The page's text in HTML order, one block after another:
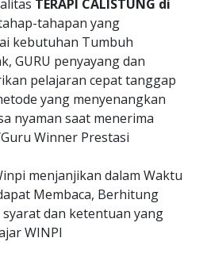
TERAPI CALISTUNG di
tahapan yang
kebutuhan Tumbuh
GURU penyayang dan
pelajaran cepat tanggap
yang menyenangkan
nyaman saat menerima
Winner Prestasi
menjanjikan dalam Waktu
Membaca, Berhitung
dan ketentuan yang
WINPI